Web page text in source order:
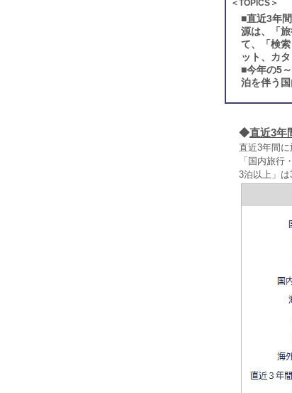
＜TOPICS＞
■直近3年
源は、「
て、「検
ット、カ
■今年の5
泊を伴う
◆直近3年
直近3年間
「国内旅行
3泊以上」は